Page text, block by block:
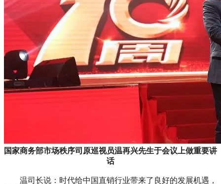
国家商务部市场秩序司原巡视员温再兴先生于会议上做重要讲
话
温司长说：时代给中国直销行业带来了良好的发展机遇，